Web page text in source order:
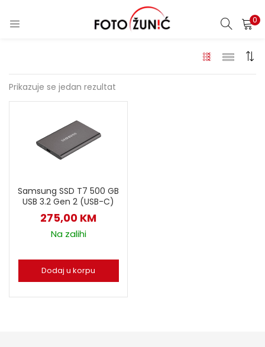
0
Prikazuje se jedan rezultat
Samsung SSD T7 500 GB
USB 3.2 Gen 2 (USB-C)
275,00 KM
Na zalihi
Dodaj u korpu